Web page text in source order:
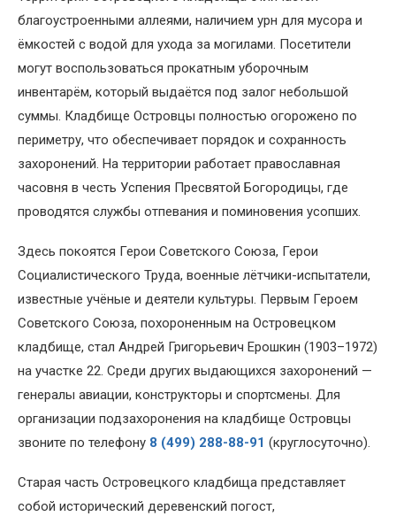
благоустроенными аллеями, наличием урн для мусора и
ёмкостей с водой для ухода за могилами. Посетители
могут воспользоваться прокатным уборочным
инвентарём, который выдаётся под залог небольшой
суммы. Кладбище Островцы полностью огорожено по
периметру, что обеспечивает порядок и сохранность
захоронений. На территории работает православная
часовня в честь Успения Пресвятой Богородицы, где
проводятся службы отпевания и поминовения усопших.
Здесь покоятся Герои Советского Союза, Герои
Социалистического Труда, военные лётчики-испытатели,
известные учёные и деятели культуры. Первым Героем
Советского Союза, похороненным на Островецком
кладбище, стал Андрей Григорьевич Ерошкин (1903–1972)
на участке 22. Среди других выдающихся захоронений —
генералы авиации, конструкторы и спортсмены. Для
организации подзахоронения на кладбище Островцы
звоните по телефону 8 (499) 288-88-91 (круглосуточно).
Старая часть Островецкого кладбища представляет
собой исторический деревенский погост,